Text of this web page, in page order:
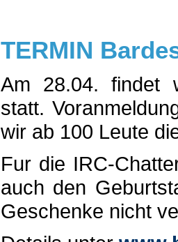
TERMIN
Am 28.04. findet
statt.
wir ab 100 Leute
Fur die IRC-
auch den
Geschenke nicht